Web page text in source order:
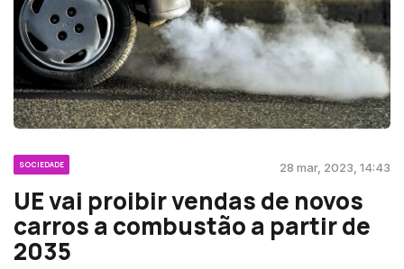
SOCIEDADE 28 mar, 2023, 14:43
UE vai proibir vendas de novos
carros a combustão a partir de
2035